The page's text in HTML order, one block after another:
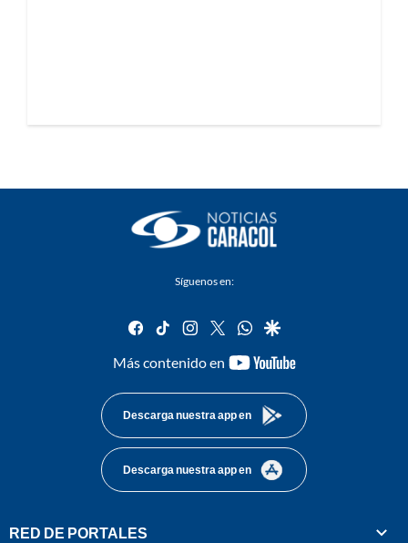
Síguenos en:
facebook
tiktok instagram
twitterwhatsapp
google
Más contenido en
youtube-
Descarga nuestra app en
Descarga nuestra app en
RED DE PORTALES